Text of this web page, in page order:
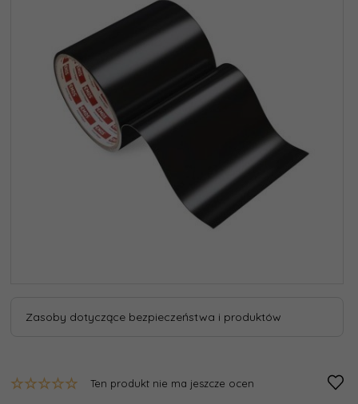
Zasoby dotyczące bezpieczeństwa i produktów
Ten produkt nie ma jeszcze ocen